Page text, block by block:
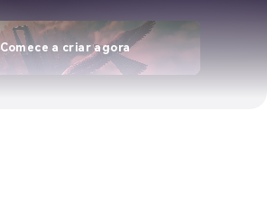
Comece a criar agora